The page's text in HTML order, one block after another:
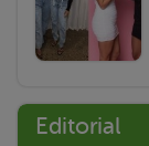
Editorial